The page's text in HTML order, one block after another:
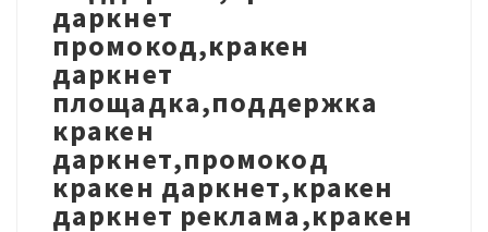
даркнет
промокод,кракен
даркнет
площадка,поддержка
кракен
даркнет,промокод
кракен даркнет,кракен
даркнет реклама,кракен